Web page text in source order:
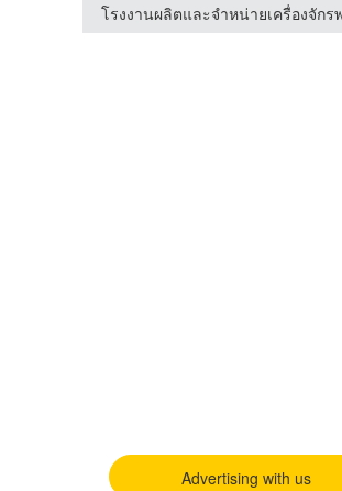
โรงงานผลิตและจำหน่ายเครื่องจักร
Advertising with us